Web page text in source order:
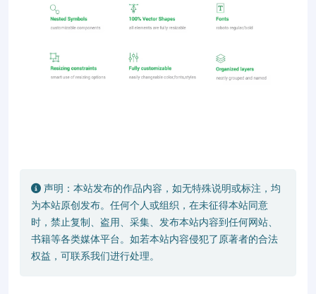
声明：本站发布的作品内容，如无特殊说明或标注，均
为本站原创发布。任何个人或组织，在未征得本站同意
时，禁止复制、盗用、采集、发布本站内容到任何网站、
书籍等各类媒体平台。如若本站内容侵犯了原著者的合法
权益，可联系我们进行处理。